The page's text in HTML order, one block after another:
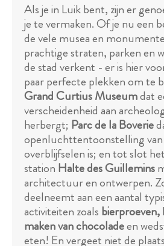
Als je in Luik bent, zijn er
je te vermaken. Of je nu een
de vele musea en
prachtige straten, parken en
de stad verkent - er is hier
paar perfecte plekken om te
Grand Curtius Museumdat
verscheidenheid aan
herbergt; Parc de la Boverie
openluchttentoonstelling
overblijfselen is; en tot slot
station Halte des Guillemins
architectuur en ontwerpen.
deelneemt aan een aantal
activiteiten zoals bierproeven,
maken van chocoladeen
eten! En vergeet niet de